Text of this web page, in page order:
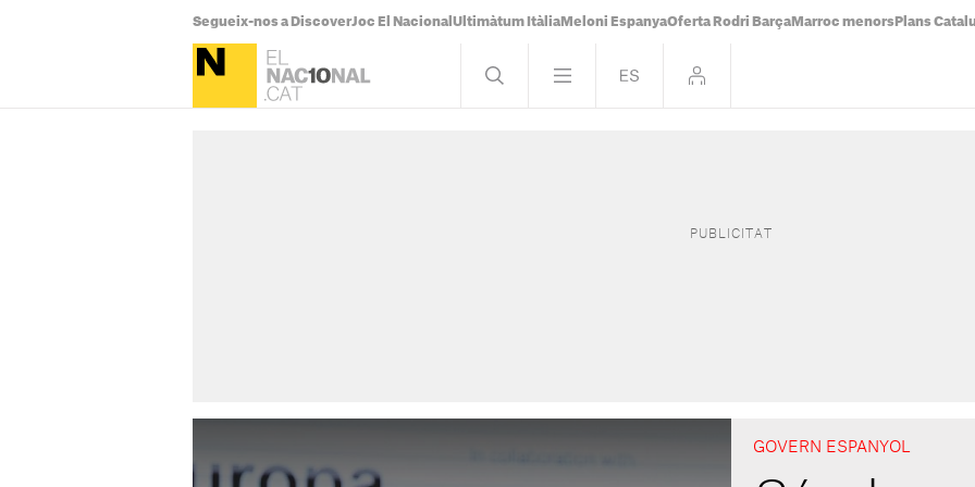
Segueix-nos a DiscoverJoc El Nacional Ultimàtum Itàlia Meloni EspanyaOferta Rodri Barça Marroc menors Plans
GOVERN ESPANYOL